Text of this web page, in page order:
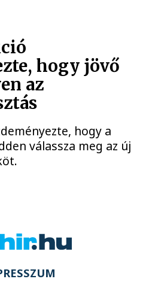
hogy jövő
az
hogy a
válassza meg az új